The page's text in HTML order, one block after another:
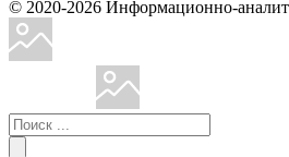
© 2020-2026 Информационно-